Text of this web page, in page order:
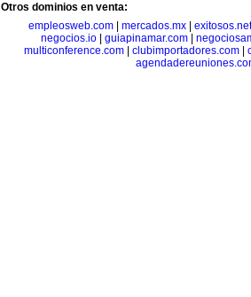
Otros dominios en venta:
empleosweb.com| mercados.mx| exitosos.net
negocios.io
guiapinamar.com
multiconference.com
clubimportadores.com